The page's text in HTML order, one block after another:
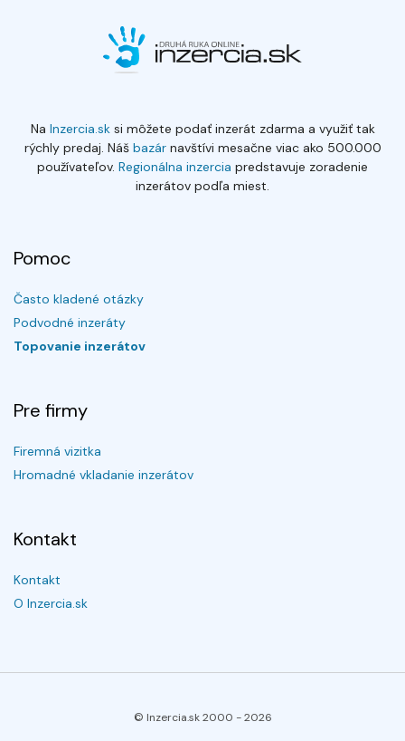
Na Inzercia.sksi môžete podať inzerát zdarma a využiť tak
rýchly predaj. Náš bazárnavštívi mesačne viac ako 500.000
používateľov. Regionálna inzercia predstavuje zoradenie
inzerátov podľa miest.
Pomoc
Často kladené otázky
Podvodné inzeráty
Topovanie inzerátov
Pre firmy
Firemná vizitka
Hromadné vkladanie inzerátov
Kontakt
Kontakt
O Inzercia.sk
© Inzercia.sk 2000 -2026